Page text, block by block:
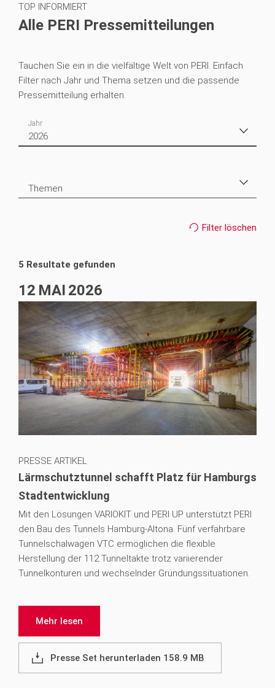
TOP INFORMIERT
Alle PERI Pressemitteilungen
Tauchen Sie ein in die vielfältige Welt von PERI. Einfach
Filter nach Jahr und Thema setzen und die passende
Pressemitteilung erhalten.
Jahr
2026
2025 12
Themen
Unternehmen
Services
Filter löschen
5 Resultate gefunden
12 MAI 2026
PRESSE ARTIKEL
Lärmschutztunnel schafft Platz für Hamburgs
Stadtentwicklung
Mit den Lösungen VARIOKIT und PERI UP unterstützt PERI
den Bau des Tunnels Hamburg-Altona. Fünf verfahrbare
Tunnelschalwagen VTC ermöglichen die flexible
Herstellung der 112 Tunneltakte trotz variierender
Tunnelkonturen und wechselnder Gründungssituationen.
Mehr lesen
Presse Set herunterladen 158.9 MB